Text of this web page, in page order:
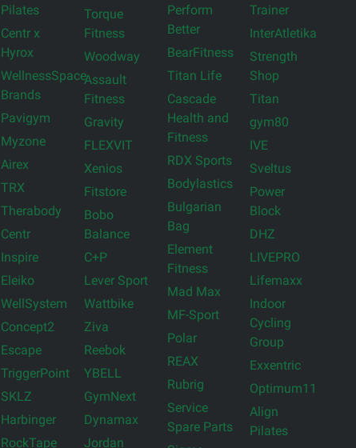
Pilates
Centr x
Hyrox
WellnessSpace
Brands
Pavigym
Myzone
Airex
TRX
Therabody
Centr
Inspire
Eleiko
WellSystem
Concept2
Escape
TriggerPoint
SKLZ
Harbinger
RockTape
Torque
Fitness
Woodway
Assault
Fitness
Gravity
FLEXVIT
Xenios
Fitstore
Bobo
Balance
C+P
Lever Sport
Wattbike
Ziva
Reebok
YBELL
GymNext
Dynamax
Jordan
Perform
Better
BearFitness
Titan Life
Cascade
Health and
Fitness
RDX Sports
Bodylastics
Bulgarian
Bag
Element
Fitness
Mad Max
MF-Sport
Polar
REAX
Rubrig
Service
Spare Parts
Trainer
InterAtletika
Strength
Shop
Titan
gym80
IVE
Sveltus
Power
Block
DHZ
LIVEPRO
Lifemaxx
Indoor
Cycling
Group
Exxentric
Optimum11
Align
Pilates